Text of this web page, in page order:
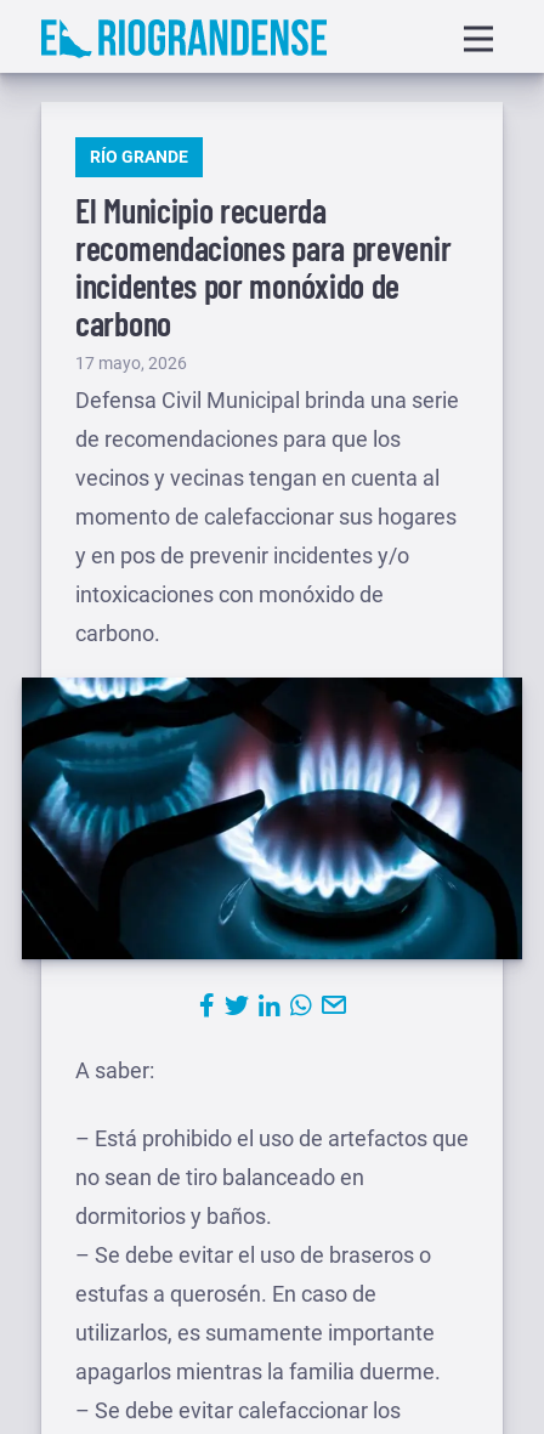
Saltar
menu
PUBLICADO
RÍO GRANDE
El Municipio recuerda
recomendaciones para prevenir
incidentes por monóxido de
carbono
Publicado
el
17 mayo, 2026
Defensa Civil Municipal brinda una serie
de recomendaciones para que los
vecinos y vecinas tengan en cuenta al
momento de calefaccionar sus hogares
y en pos de prevenir incidentes y/o
intoxicaciones con monóxido de
carbono.
A saber:
– Está prohibido el uso de artefactos que
no sean de tiro balanceado en
dormitorios y baños.
– Se debe evitar el uso de braseros o
estufas a querosén. En caso de
utilizarlos, es sumamente importante
apagarlos mientras la familia duerme.
– Se debe evitar calefaccionar los